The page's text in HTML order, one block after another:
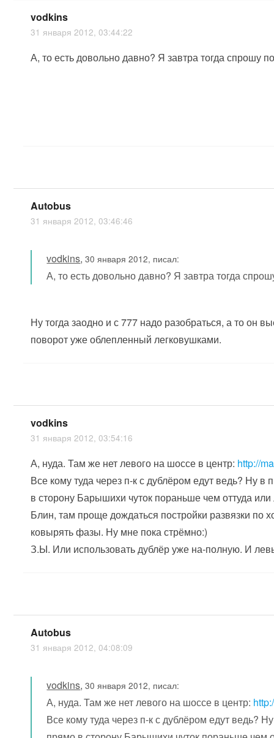
vodkins
31 января 2012, 03:44:22
А, то есть довольно давно? Я завтра тогда спрошу
Autobus
31 января 2012, 03:46:46
vodkins,30 января 2012, писал:
А, то есть довольно давно? Я завтра тогда
Ну тогда заодно и с 777 надо разобраться, а то он
поворот уже облепленный легковушками.
vodkins
31 января 2012, 03:54:16
А, нуда. Там же нет левого на шоссе в центр: http://
Все кому туда через п-к с дублёром едут ведь? Ну
в сторону Барышихи чуток пораньше чем оттуда
Блин, там проще дождаться постройки развязки по
ковырять фазы. Ну мне пока стрёмно:)
З.Ы. Или использовать дублёр уже на-полную. И
Autobus
31 января 2012, 04:08:09
vodkins,30 января 2012, писал:
А, нуда. Там же нет левого на шоссе в центр:
Все кому туда через п-к с дублёром едут ведь?